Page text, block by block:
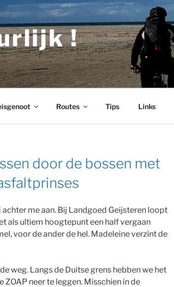
!
Routes Tips Links
door de bossen met
me aan. Bij Landgoed Geijsteren loopt
als ultiem hoogtepunt een half vergaan
voor de ander de hel. Madeleine verzint de
weg. Langs de Duitse grens hebben we het
neer te leggen. Misschien in de